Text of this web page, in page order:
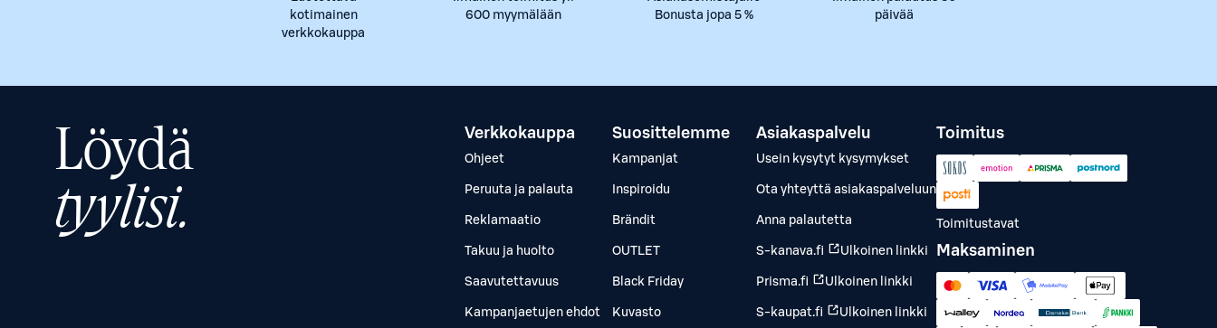
kotimainen
verkkokauppa
600 myymälään
Bonusta jopa 5 %
päivää
Löydä
tyylisi.
Verkkokauppa
Ohjeet
Peruuta ja palauta
Reklamaatio
Takuu ja huolto
Saavutettavuus
Kampanjaetujen ehdot
Suosittelemme
Kampanjat
Inspiroidu
Brändit
OUTLET
Black Friday
Kuvasto
Asiakaspalvelu
Usein kysytyt kysymykset
Ota yhteyttä asiakaspalveluun
Anna palautetta
S-kanava.fi Ulkoinen linkki
Prisma.fi Ulkoinen linkki
S-kaupat.fi Ulkoinen linkki
Toimitus
Toimitustavat
Maksaminen